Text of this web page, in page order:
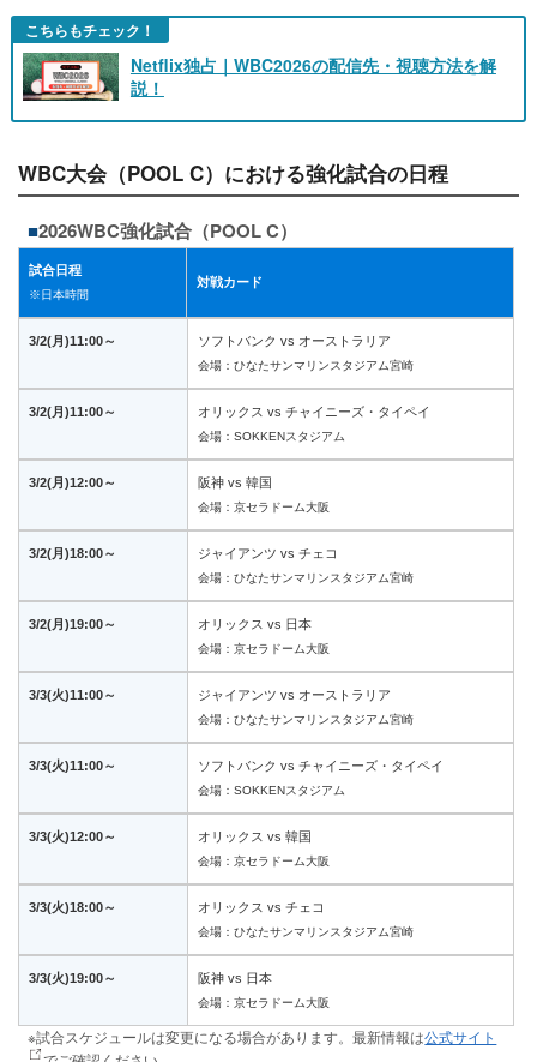
こちらもチェック！
Netflix独占｜WBC2026の配信先・視聴方法を解
説！
WBC大会（POOL C）における強化試合の日程
2026WBC強化試合（POOL C）
試合日程
※日本時間
対戦カード
3/2(月)11:00～ ソフトバンク vs オーストラリア
会場：ひなたサンマリンスタジアム宮崎
3/2(月)11:00～ オリックス vs チャイニーズ・タイペイ
会場：SOKKENスタジアム
3/2(月)12:00～ 阪神 vs 韓国
会場：京セラドーム大阪
3/2(月)18:00～ ジャイアンツ vs チェコ
会場：ひなたサンマリンスタジアム宮崎
3/2(月)19:00～ オリックス vs 日本
会場：京セラドーム大阪
3/3(火)11:00～ ジャイアンツ vs オーストラリア
会場：ひなたサンマリンスタジアム宮崎
3/3(火)11:00～ ソフトバンク vs チャイニーズ・タイペイ
会場：SOKKENスタジアム
3/3(火)12:00～ オリックス vs 韓国
会場：京セラドーム大阪
3/3(火)18:00～ オリックス vs チェコ
会場：ひなたサンマリンスタジアム宮崎
3/3(火)19:00～ 阪神 vs 日本
会場：京セラドーム大阪
※試合スケジュールは変更になる場合があります。最新情報は公式サイト